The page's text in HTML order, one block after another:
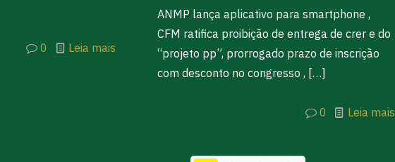
0 Leia mais
ANMP lança aplicativo para smartphone ,
CFM ratifica proibição de entrega de crer e do
“projeto pp”, prorrogado prazo de inscrição
com desconto no congresso , […]
0 Leia mais